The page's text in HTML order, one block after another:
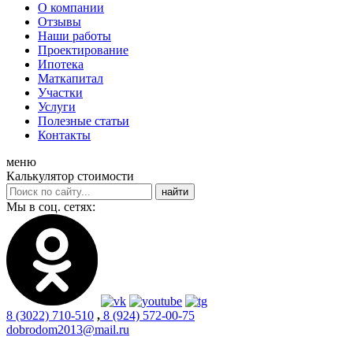
О компании
Отзывы
Наши работы
Проектирование
Ипотека
Маткапитал
Участки
Услуги
Полезные статьи
Контакты
меню
Калькулятор стоимости
Мы в соц. сетях:
8 (3022) 710-510 , 8 (924) 572-00-75
dobrodom2013@mail.ru